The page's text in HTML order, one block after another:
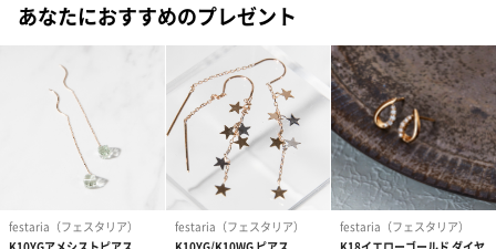
安心の素材
アレルギーの出にくい高品質な18金で仕上げております。変色な
どの心配も少ないため、長く使うのに安心。
上品な専用BOXでお届け
あなたにおすすめのプレゼント